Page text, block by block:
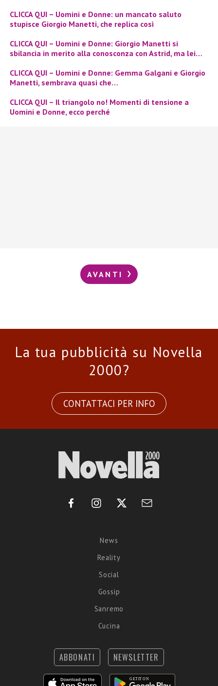
CLICCA QUI – Uomini e Donne: un mancato saluto
stupisce Giorgio Manetti, che replica così
CLICCA QUI – Uomini e Donne: Giorgio Manetti si
sbilancia in merito alla conosconza con Astrid, ma lei…
CLICCA QUI – Uomini e Donne: Gemma Galgani e Giorgio
Manetti, sembrava quasi che…
CLICCA QUI – Il triangolo no! Momenti di tensione a
Uomini e Donne, ecco perché
AVANTI
La tua pubblicità su Novella
2000?
CONTATTACI PER INFO
News
Reality
Social
Gossip
Sanremo
Cucina
ABBONATI NEWSLETTER